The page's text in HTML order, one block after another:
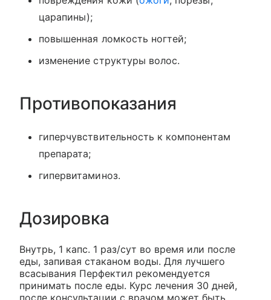
царапины);
повышенная ломкость ногтей;
изменение структуры волос.
Противопоказания
гиперчувствительность к компонентам
препарата;
гипервитаминоз.
Дозировка
Внутрь, 1 капс. 1 раз/сут во время или после
еды, запивая стаканом воды. Для лучшего
всасывания Перфектил рекомендуется
принимать после еды. Курс лечения 30 дней,